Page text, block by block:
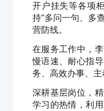
开户挂失等各项
持“多问一句、多
营防线。
在服务工作中，
慢语速、耐心指
务、高效办事、
深耕基层岗位，
学习的热情，利